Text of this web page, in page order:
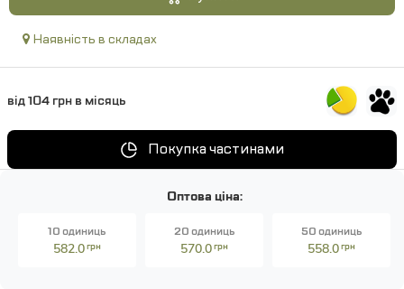
Наявність в складах
від 104 грн в місяць
Покупка частинами
Оптова ціна:
10 одиниць
582.0грн
20 одиниць
570.0грн
50 одиниць
558.0грн